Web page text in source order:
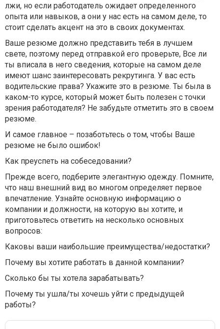
лжи, но если работодатель ожидает определенного
опыта или навыков, а они у нас есть на самом деле, то
стоит сделать акцент на это в своих документах.
Ваше резюме должно представить тебя в лучшем
свете, поэтому перед отправкой его проверьте, Все ли
ты вписала в него сведения, которые на самом деле
имеют шанс заинтересовать рекрутинга. У вас есть
водительские права? Укажите это в резюме. Ты была в
каком-то курсе, который может быть полезен с точки
зрения работодателя? Не забудьте отметить это в своем
резюме.
И самое главное – позаботьтесь о том, чтобы Ваше
резюме не было ошибок!
Как преуспеть на собеседовании?
Прежде всего, подберите элегантную одежду. Помните,
что наш внешний вид во многом определяет первое
впечатление. Узнайте основную информацию о
компании и должности, на которую вы хотите, и
приготовьтесь ответить на несколько основных
вопросов:
Каковы ваши наибольшие преимущества/недостатки?
Почему вы хотите работать в данной компании?
Сколько бы ты хотела зарабатывать?
Почему ты ушла/ты хочешь уйти с предыдущей
работы?